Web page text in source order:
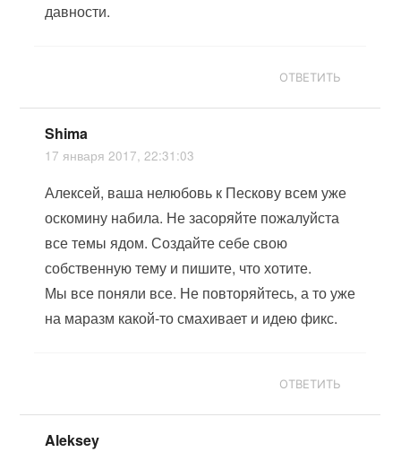
давности.
ОТВЕТИТЬ
Shima
17 января 2017, 22:31:03
Алексей, ваша нелюбовь к Пескову всем уже
оскомину набила. Не засоряйте пожалуйста
все темы ядом. Создайте себе свою
собственную тему и пишите, что хотите.
Мы все поняли все. Не повторяйтесь, а то уже
на маразм какой-то смахивает и идею фикс.
ОТВЕТИТЬ
Aleksey